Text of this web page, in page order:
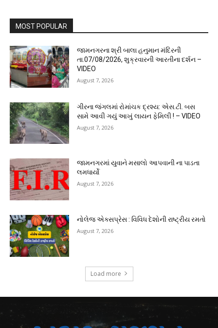
MOST POPULAR
જામનગરના શ્રી બાલા હનુમાન મંદિરની
તા.07/08/2026, શુક્રવારની આરતીના દર્શન –
VIDEO
August 7, 2026
ગીરના જંગલમાં રોમાંચક દ્રશ્ય: એસ.ટી. બસ
સામે આવી ગયું આખું લાયન ફેમિલી ! – VIDEO
August 7, 2026
જામનગરમાં યુવાને મસાલો આપવાની ના પાડતા
લમધાર્યો
August 7, 2026
નોલેજ એક્સપ્રેસ : વિવિધ દેશોની રાષ્ટ્રીય રમતો
August 7, 2026
Load more